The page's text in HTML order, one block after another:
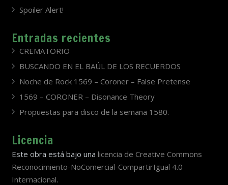
Spoiler Alert!
Entradas recientes
CREMATORIO
BUSCANDO EN EL BAÚL DE LOS RECUERDOS
Noche de Rock 1569 – Coroner – False Pretense
1569 – CORONER – Disonance Theory
Propuestas para disco de la semana 1580.
Licencia
Este obra está bajo una licencia de Creative Commons
Reconocimiento-NoComercial-CompartirIgual 4.0
Internacional.